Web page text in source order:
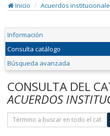
Inicio
Acuerdos
Información
Consulta catálogo
Búsqueda avanzada
CONSULTA DEL
ACUERDOS